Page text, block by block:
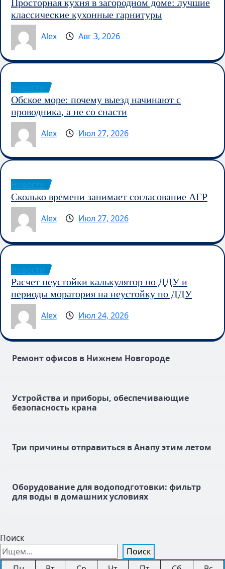
Просторная кухня в загородном доме: лучшие
классические кухонные гарнитуры
Alex
Авг 3, 2026
Обское море: почему выезд начинают с
проводника, а не со снасти
Alex
Июл 27, 2026
Сколько времени занимает согласование АГР
Alex
Июл 27, 2026
Расчет неустойки калькулятор по ДДУ и
периоды моратория на неустойку по ДДУ
Alex
Июл 24, 2026
Ремонт офисов в Нижнем Новгороде
Устройства и приборы, обеспечивающие
безопасность крана
Три причины отправиться в Анапу этим летом
Оборудование для водоподготовки: фильтр
для воды в домашних условиях
Поиск
Поиск